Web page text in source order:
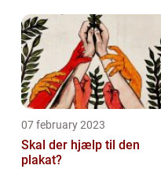
07 february 2023
Skal der hjælp til den
plakat?